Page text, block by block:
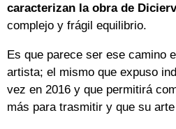
caracterizan la obra de
complejo y frágil equilibrio.
Es que parece ser ese camino
artista; el mismo que expuso
vez en 2016 y que permitirá
más para trasmitir y que su